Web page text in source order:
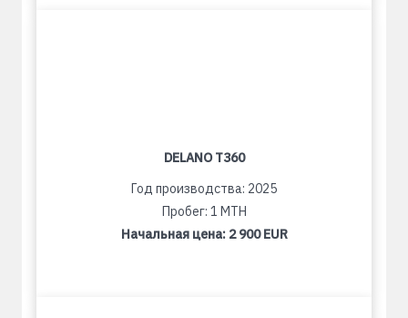
DELANO T360
Год производства: 2025
Пробег: 1 MTH
Начальная цена: 2 900 EUR